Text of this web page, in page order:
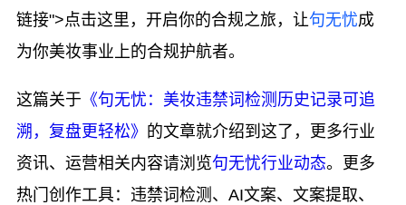
链接">点击这里，开启你的合规之旅，让句无忧成
为你美妆事业上的合规护航者。
这篇关于 《句无忧：美妆违禁词检测历史记录可追
溯，复盘更轻松》 的文章就介绍到这了，更多行业
资讯、运营相关内容请浏览句无忧行业动态。更多
热门创作工具：违禁词检测、AI文案、文案提取、